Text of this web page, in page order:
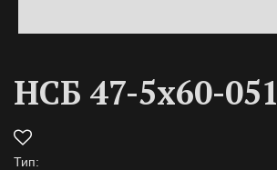
НСБ 47-5х60-051
Тип: